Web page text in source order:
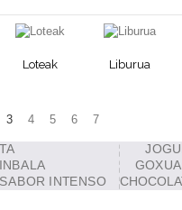
Loteak Liburua
3 4 5 6 7